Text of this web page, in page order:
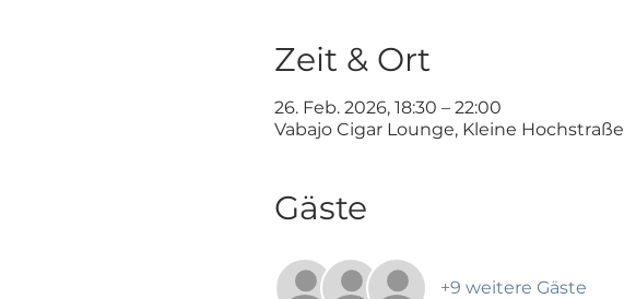
Zeit & Ort
26. Feb. 2026, 18:30 – 22:00
Vabajo Cigar Lounge, Kleine
Gäste
+9 weitere Gäste